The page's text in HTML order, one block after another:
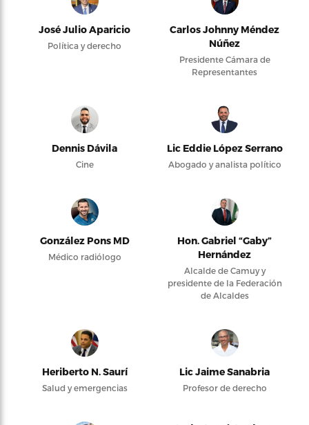
José Julio Aparicio
Política y derecho
Carlos Johnny Méndez
Núñez
Presidente Cámara de
Representantes
Dennis Dávila
Cine
Lic Eddie López Serrano
Abogado y analista político
González Pons MD
Médico radiólogo
Hon. Gabriel “Gaby”
Hernández
Alcalde de Camuy y
presidente de la Federación
de Alcaldes
Heriberto N. Saurí
Salud y emergencias
Lic Jaime Sanabria
Profesor de derecho